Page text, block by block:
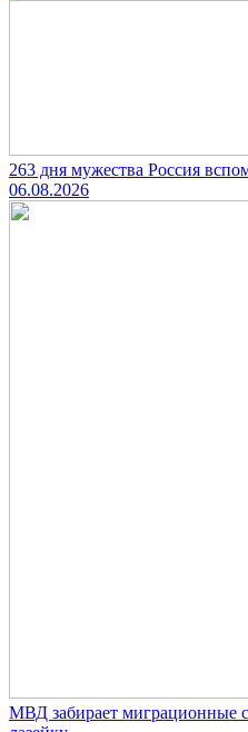
263 дня мужества Россия
06.08.2026
МВД забирает миграционные